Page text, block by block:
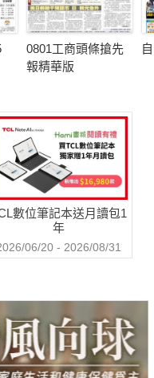
0801工商頭條搶先
報精華版
數位筆記本送月讀包1
年
06/20 - 2026/08/31